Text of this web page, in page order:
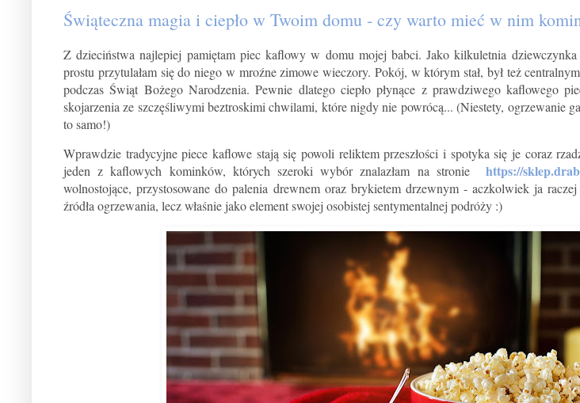
Świąteczna magia i ciepło w Twoim domu - czy warto mieć w nim
Z dzieciństwa najlepiej pamiętam piec kaflowy w domu mojej babci. Jako kilkuletnia
prostu przytulałam się do niego w mroźne zimowe wieczory. Pokój, w którym stał, był też
podczas Świąt Bożego Narodzenia. Pewnie dlatego ciepło płynące z prawdziwego kaflowego
skojarzenia ze szczęśliwymi beztroskimi chwilami, które nigdy nie powrócą... (Niestety, ogrzewanie
to samo!)
Wprawdzie tradycyjne piece kaflowe stają się powoli reliktem przeszłości i spotyka się je coraz
jeden z kaflowych kominków, których szeroki wybór znalazłam na stronie
https://
wolnostojące, przystosowane do palenia drewnem oraz brykietem drzewnym - aczkolwiek ja
źródła ogrzewania, lecz właśnie jako element swojej osobistej sentymentalnej podróży :)